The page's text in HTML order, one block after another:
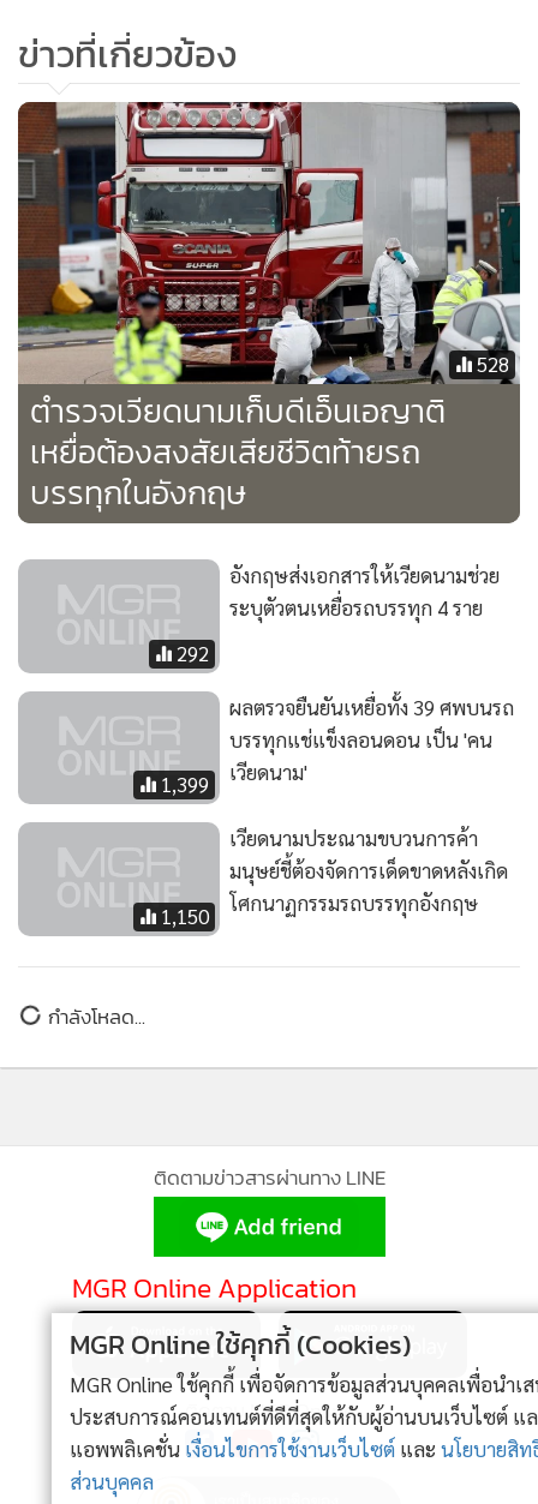
• อินโดจีน
• กองทุนรวม
Celeb Online
• Factcheck
• ญี่ปุ่น
• News1
Gotomanager
ข่าวที่เกี่ยวข้อง
528
ตำรวจเวียดนามเก็บดีเอ็นเอญาติ
เหยื่อต้องสงสัยเสียชีวิตท้ายรถ
บรรทุกในอังกฤษ
292
อังกฤษส่งเอกสารให้เวียดนามช่วย
ระบุตัวตนเหยื่อรถบรรทุก 4 ราย
1,399
ผลตรวจยืนยันเหยื่อทั้ง 39 ศพบนรถ
บรรทุกแช่แข็งลอนดอน เป็น 'คน
เวียดนาม'
1,150
เวียดนามประณามขบวนการค้า
มนุษย์ชี้ต้องจัดการเด็ดขาดหลังเกิด
โศกนาฏกรรมรถบรรทุกอังกฤษ
กำลังโหลด...
ติดตามข่าวสารผ่านทาง LINE
MGR Online Application
ติดตาม MGR Online
MGR Online ใช้คุกกี้ (Cookies)
MGR Online ใช้คุกกี้ เพื่อจัดการข้อมูลส่วนบุคคลเพื่อนำเสนอ
ประสบการณ์คอนเทนต์ที่ดีที่สุดให้กับผู้อ่านบนเว็บไซต์ และ
แอพพลิเคชั่นเงื่อนไขการใช้งานเว็บไซต์และนโยบายสิทธิ
ส่วนบุคคล